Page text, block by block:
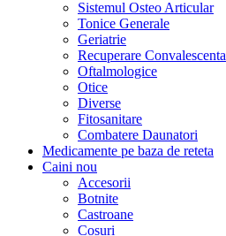
Sistemul Osteo Articular
Tonice Generale
Geriatrie
Recuperare Convalescenta
Oftalmologice
Otice
Diverse
Fitosanitare
Combatere Daunatori
Medicamente pe baza de reteta
Caini nou
Accesorii
Botnite
Castroane
Cosuri